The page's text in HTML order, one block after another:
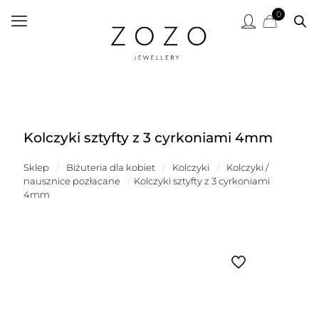
0
Kolczyki sztyfty z 3 cyrkoniami 4mm
Sklep / Biżuteria dla kobiet / Kolczyki /
Kolczyki /
nausznice pozłacane
/ Kolczyki sztyfty z 3 cyrkoniami
4mm